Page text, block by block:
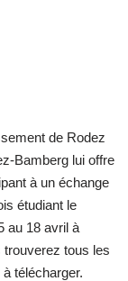
de Rodez
Bamberg lui offre
à un échange
étudiant le
au 18 avril à
trouverez tous les
télécharger.